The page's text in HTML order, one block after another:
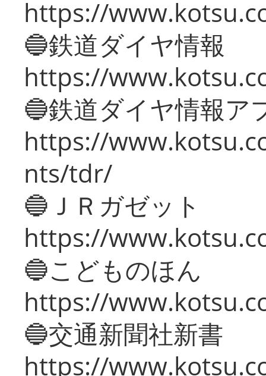
https://
🔵鉄道ダイヤ情報
https://
🔵鉄道ダイヤ情報ア
https://
nts/tdr/
🔵ＪＲガゼット
https://
🔵こどものほん
https://
🔵交通新聞社新書
https://